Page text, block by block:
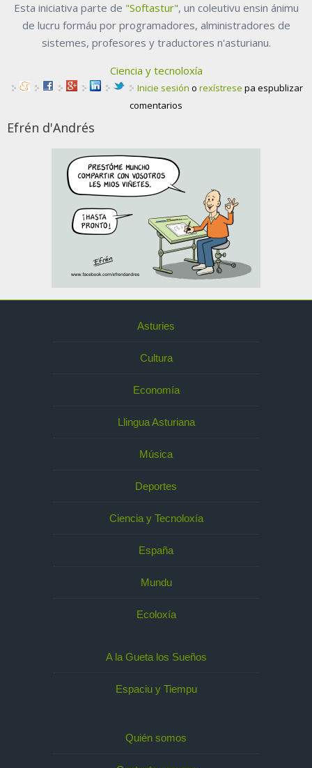
Esta iniciativa parte de "Softastur", un coleutivu ensin ánimu
de lucru formáu por programadores, alministradores de
sistemes, profesores y traductores n'asturianu.
Ciencia y tecnoloxía
Inicie sesión o rexístrese pa espublizar
comentarios
Efrén d'Andrés
Asturies
Cultura
Economía
Llingua Asturiana
Música
Deportes
Ciencia y Tecnoloxía
España
Mundu
Ecoloxía
A la Gueta los Sueños
Espaciu y Tiempu
Quién somos